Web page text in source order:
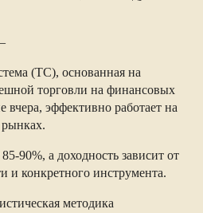
(ТС), основанная на
торговли на финансовых
эффективно работает на
90%, а доходность зависит от
и конкретного инструмента.
методика